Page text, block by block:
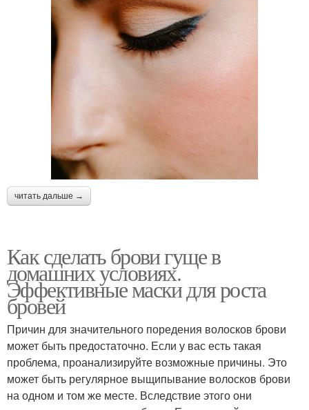
читать дальше →
Как сделать брови гуще в
домашних условиях.
Эффективные маски для роста
бровей
Причин для значительного поредения волосков брови
может быть предостаточно. Если у вас есть такая
проблема, проанализируйте возможные причины. Это
может быть регулярное выщипывание волосков брови
на одном и том же месте. Вследствие этого они